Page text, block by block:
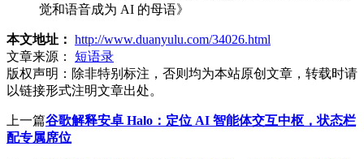
觉和语音成为 AI 的母语》
本文地址： http://www.duanyulu.com/34026.html
文章来源：
短语录
版权声明： 除非特别标注，否则均为本站原创文章，转载时请
以链接形式注明文章出处。
上一篇谷歌解释安卓 Halo：定位 AI 智能体交互中枢，状态栏
配专属席位